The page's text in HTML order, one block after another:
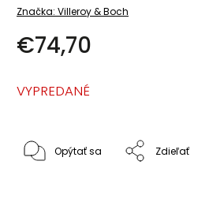
Značka: Villeroy & Boch
€74,70
VYPREDANÉ
Opýtať sa Zdieľať